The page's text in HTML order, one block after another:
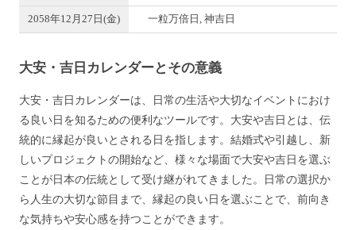
2058年12月27日(金) 一粒万倍日, 神吉日
大安・吉日カレンダーとその意義
大安・吉日カレンダーは、日常の生活や大切なイベントにおけ
る良い日を知るための便利なツールです。大安や吉日とは、伝
統的に縁起が良いとされる日を指します。結婚式や引越し、新
しいプロジェクトの開始など、様々な場面で大安や吉日を選ぶ
ことが日本の伝統として受け継がれてきました。日常の選択か
ら人生の大切な節目まで、縁起の良い日を選ぶことで、前向き
な気持ちや安心感を持つことができます。